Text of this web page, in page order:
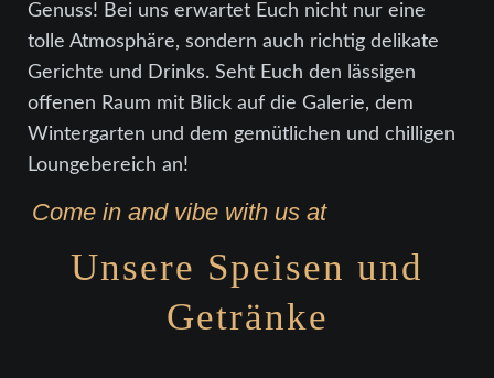
Genuss! Bei uns erwartet Euch nicht nur eine
tolle Atmosphäre, sondern auch richtig delikate
Gerichte und Drinks. Seht Euch den lässigen
offenen Raum mit Blick auf die Galerie, dem
Wintergarten und dem gemütlichen und chilligen
Loungebereich an!
Come in and vibe with us at
Unsere Speisen und
Getränke